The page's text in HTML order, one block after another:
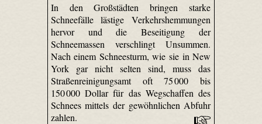
In den Großstädten bringen starke
Schneefälle lästige Verkehrshemmungen
hervor und die Beseitigung der
Schneemassen verschlingt Unsummen.
Nach einem Schneesturm, wie sie in New
York gar nicht selten sind, muss das
Straßenreinigungsamt oft 75 000 bis
150 000 Dollar für das Wegschaffen des
Schnees mittels der gewöhnlichen Abfuhr
zahlen.